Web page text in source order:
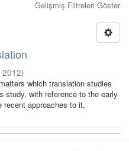
Gelişmiş Filtreleri Göster
2012)
which translation studies
study, with reference to the early
approaches to it,